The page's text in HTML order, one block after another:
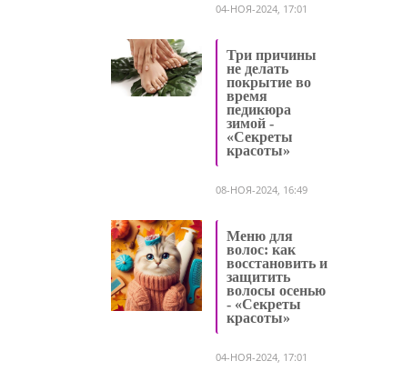
04-НОЯ-2024, 17:01
Три причины
не делать
покрытие во
время
педикюра
зимой -
«Секреты
красоты»
08-НОЯ-2024, 16:49
Меню для
волос: как
восстановить и
защитить
волосы осенью
- «Секреты
красоты»
04-НОЯ-2024, 17:01